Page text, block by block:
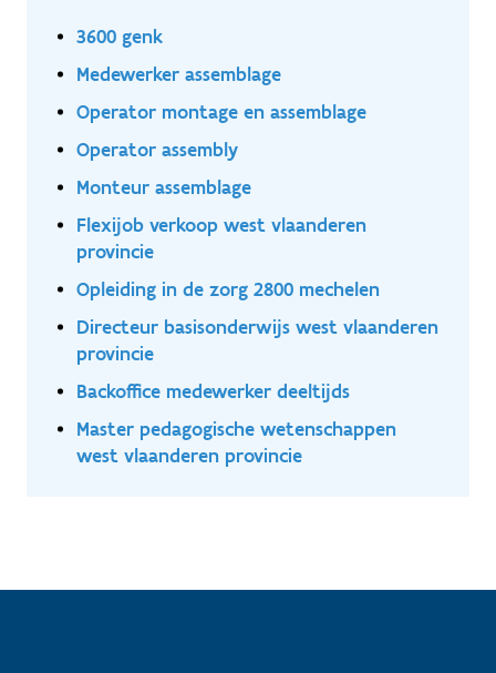
3600 genk
Medewerker assemblage
Operator montage en assemblage
Operator assembly
Monteur assemblage
Flexijob verkoop west vlaanderen
provincie
Opleiding in de zorg 2800 mechelen
Directeur basisonderwijs west vlaanderen
provincie
Backoffice medewerker deeltijds
Master pedagogische wetenschappen
west vlaanderen provincie